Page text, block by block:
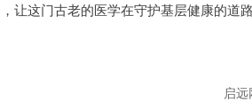
让这门古老的医学在守护基层健康的道
启